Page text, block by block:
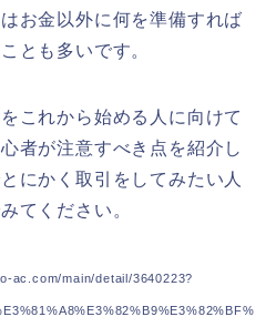
お金以外に何を準備すれば
とも多いです。
これから始める人に向けて
者が注意すべき点を紹介し
にかく取引をしてみたい人
てください。
ac.com/main/detail/3640223?